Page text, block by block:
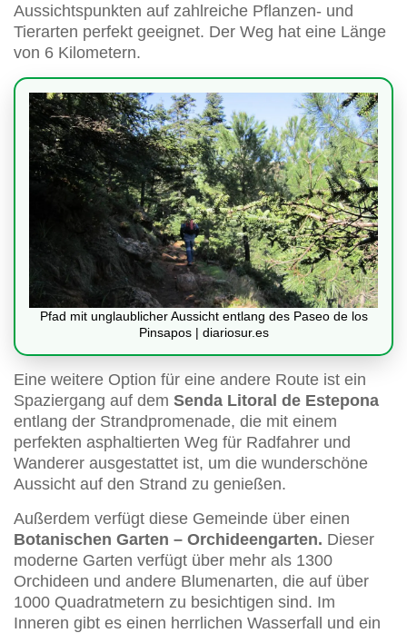
Aussichtspunkten auf zahlreiche Pflanzen- und
Tierarten perfekt geeignet. Der Weg hat eine Länge
von 6 Kilometern.
Pfad mit unglaublicher Aussicht entlang des Paseo de los
Pinsapos | diariosur.es
Eine weitere Option für eine andere Route ist ein
Spaziergang auf dem Senda Litoral de Estepona
entlang der Strandpromenade, die mit einem
perfekten asphaltierten Weg für Radfahrer und
Wanderer ausgestattet ist, um die wunderschöne
Aussicht auf den Strand zu genießen.
Außerdem verfügt diese Gemeinde über einen
Botanischen Garten – Orchideengarten. Dieser
moderne Garten verfügt über mehr als 1300
Orchideen und andere Blumenarten, die auf über
1000 Quadratmetern zu besichtigen sind. Im
Inneren gibt es einen herrlichen Wasserfall und ein